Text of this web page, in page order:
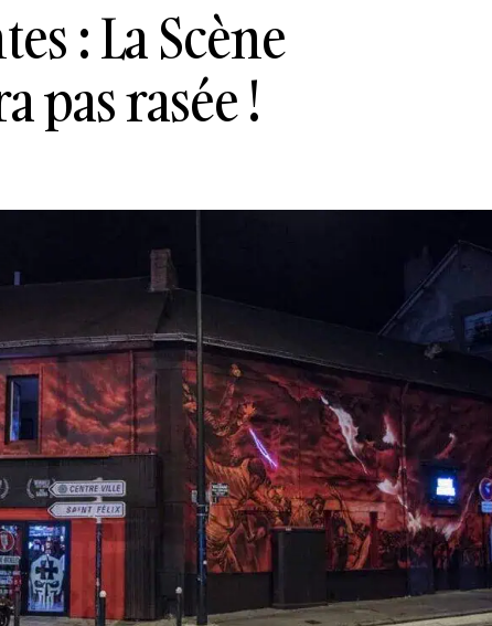
: La Scène
pas rasée !